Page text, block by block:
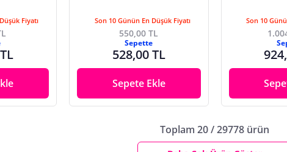
Fiyatı Son 10 Günün En Düşük Fiyatı
550,00 TL
Sepette
528,00 TL
Sepete Ekle
Son 10
Toplam 20 / 29778 ürün